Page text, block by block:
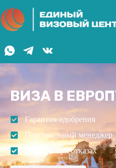
ВИЗА В
Гарантия одобрения
Персональный менеджер
Помощь при отказах